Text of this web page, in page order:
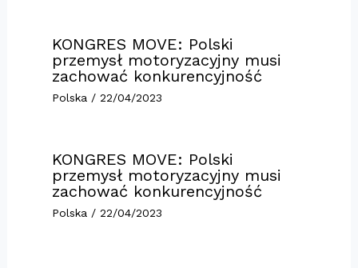
KONGRES MOVE: Polski
przemysł motoryzacyjny musi
zachować konkurencyjność
Polska/ 22/04/2023
KONGRES MOVE: Polski
przemysł motoryzacyjny musi
zachować konkurencyjność
Polska/ 22/04/2023